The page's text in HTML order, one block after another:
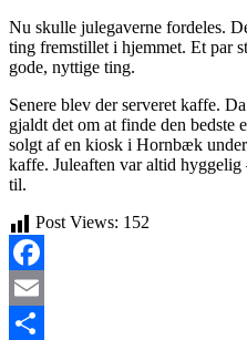
Nu skulle julegaverne fordeles.
ting fremstillet i hjemmet. Et par
gode, nyttige ting.
Senere blev der serveret kaffe.
gjaldt det om at finde den bedste
solgt af en kiosk i Hornbæk
kaffe. Juleaften var altid hyggelig
til.
Post Views: 152
Facebook
Email